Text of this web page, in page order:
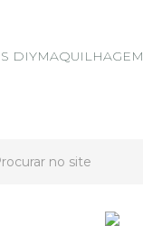
DIYMAQUILHAGEM